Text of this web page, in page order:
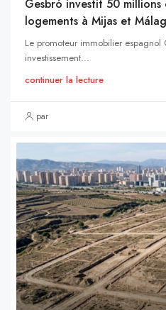
Gesbró investit 50 millions
logements à Mijas et
Le promoteur immobilier espagnol
investissement...
continuer la lecture
par